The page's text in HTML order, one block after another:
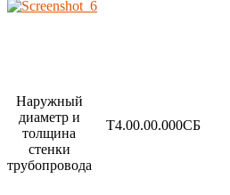
Наружный
диаметр и
толщина
стенки
трубопровода
Т4.00.00.000СБ